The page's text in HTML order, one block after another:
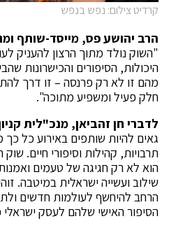
קרדיט צילום: נפש בנפש
הרב יהושע פס, מייסד-שותף
"השוק נולד מתוך הרצון להעניק
היכולות, הסיפורים והכישרונות
מהם זו לא רק פרנסה – זו דרך
חלק פעיל ומשפיע מתוכה".
לדברי חן זהביאן, מנכ"לית
גאים להיות שותפים באירוע כל
תרבויות, קהילות וסיפורי חיים.
הוא לא רק חגיגה של טעמים
שילוב ועשייה ישראלית במיטבה.
הרחב להיחשף לעולמות חדשים
הסיפור האישי שלהם לעסק ישראלי